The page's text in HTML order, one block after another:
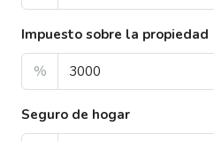
Impuesto sobre la propiedad
%
Seguro de hogar